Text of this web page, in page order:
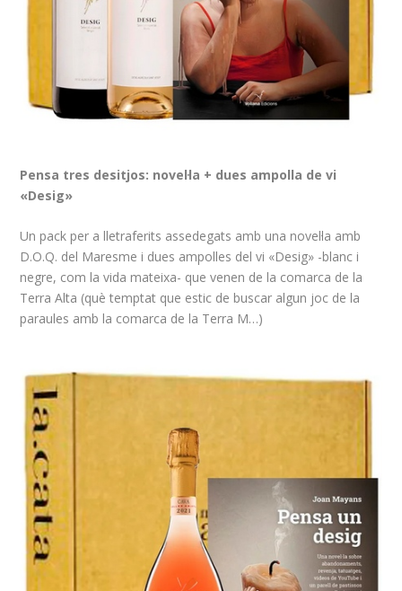
Pensa tres desitjos: novel·la + dues ampolla de vi
«Desig»
Un pack per a lletraferits assedegats amb una novel·la amb
D.O.Q. del Maresme i dues ampolles del vi «Desig» -blanc i
negre, com la vida mateixa- que venen de la comarca de la
Terra Alta (què temptat que estic de buscar algun joc de la
paraules amb la comarca de la Terra M…)